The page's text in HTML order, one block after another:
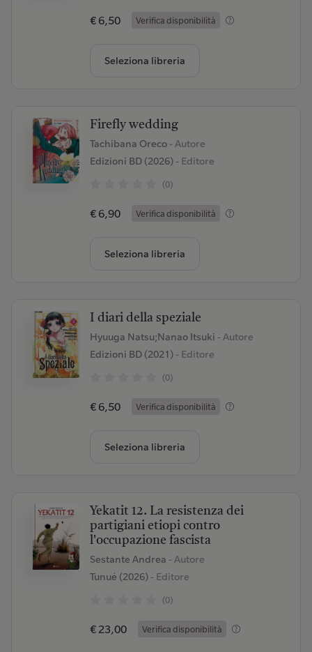
€ 6,50 Verifica disponibilità
Seleziona libreria
Firefly wedding
Tachibana Oreco - Autore
Edizioni BD (2026)- Editore
(0)
€ 6,90 Verifica disponibilità
Seleziona libreria
I diari della speziale
Hyuuga Natsu;Nanao Itsuki - Autore
Edizioni BD (2021)- Editore
(0)
€ 6,50 Verifica disponibilità
Seleziona libreria
Yekatit 12. La resistenza dei
partigiani etiopi contro
l'occupazione fascista
Sestante Andrea - Autore
Tunué (2026)- Editore
(0)
€ 23,00 Verifica disponibilità